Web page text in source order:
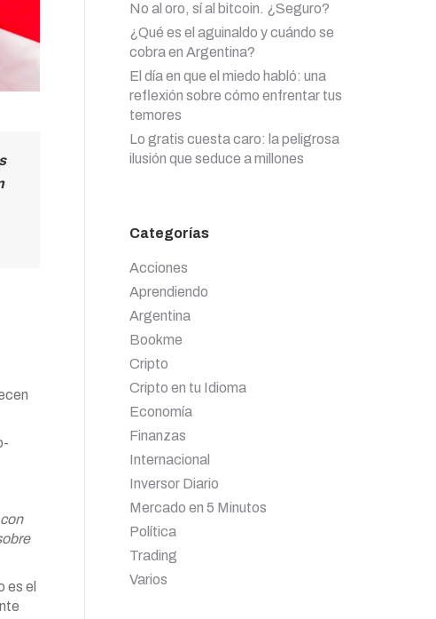
es el
No al oro, sí al bitcoin. ¿Seguro?
¿Qué es el aguinaldo y cuándo se
cobra en Argentina?
El día en que el miedo habló: una
reflexión sobre cómo enfrentar tus
temores
Lo gratis cuesta caro: la peligrosa
ilusión que seduce a millones
Categorías
Acciones
Aprendiendo
Argentina
Bookme
Cripto
Cripto en tu Idioma
Economía
Finanzas
Internacional
Inversor Diario
Mercado en 5 Minutos
Política
Trading
Varios